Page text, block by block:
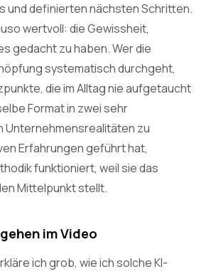
und definierten nächsten Schritten.
wertvoll: die Gewissheit,
gedacht zu haben. Wer die
systematisch durchgeht,
die im Alltag nie aufgetaucht
Format in zwei sehr
Unternehmensrealitäten zu
Erfahrungen geführt hat,
funktioniert, weil sie das
Mittelpunkt stellt.
im Video
ich grob, wie ich solche KI-